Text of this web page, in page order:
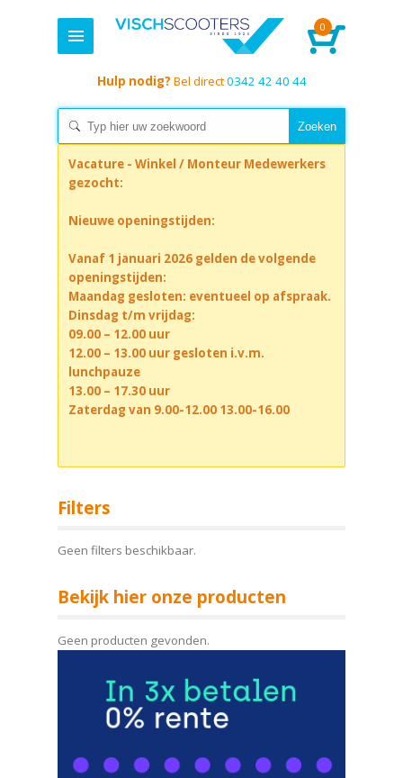
0
Hulp nodig? Bel direct0342 42 40 44
Vacature - Winkel / Monteur Medewerkers
gezocht:
Nieuwe openingstijden:
Vanaf 1 januari 2026 gelden de volgende
openingstijden:
Maandag gesloten: eventueel op afspraak.
Dinsdag t/m vrijdag:
09.00 – 12.00 uur
12.00 – 13.00 uur gesloten i.v.m.
lunchpauze
13.00 – 17.30 uur
Zaterdag van 9.00-12.00 13.00-16.00
Filters
Geen filters beschikbaar.
Bekijk hier onze producten
Geen producten gevonden.